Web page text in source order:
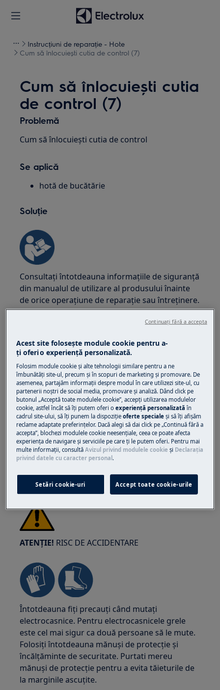
Instrucțiuni de reparație - Hote
Cum să înlocuiești cutia de control (7)
Cum să înlocuiești cutia
de control (7)
Problemă
Cum să înlocuiești cutia de control
Se aplică
hotă de bucătărie
Soluție
Consultați întotdeauna informațiile de siguranță
din manualul de utilizare al produsului înainte
de orice operațiune de reparație sau întreținere.
https://www.electrolux.com/support/user-manuals/
ATENȚIE!PERICOL DE ELECTROCUTARE
Înainte de orice operațiune de reparație sau
întreținere, dezactivați aparatul și deconectați
ștecherul din priză.
ATENȚIE! RISC DE ACCIDENTARE
Întotdeauna fiți precauți când mutați
electrocasnice. Pentru electrocasnicele grele
este cel mai sigur ca două persoane să le mute.
Folosiți întotdeauna mănuși de protecție și
încălțăminte de securitate. Purtati mereu
mănuși de protecție pentru a evita tăieturile de
la marginile ascuțite.
Acest site folosește module cookie pentru a-
ţi oferi o experienţă personalizată.
Folosim module cookie și alte tehnologii similare pentru a ne
îmbunătăţi site-ul, precum și în scopuri de marketing și promovare. De
asemenea, partajăm informaţii despre modul în care utilizezi site-ul, cu
partenerii noștri de social media, promovare și analiză. Dând click pe
butonul „Acceptă toate modulele cookie”, accepţi utilizarea modulelor
cookie, astfel încât să îţi putem oferi oexperienţă personalizată în
cadrul site-ului, să îţi punem la dispoziţieoferte speciale și să îţi afișăm
reclame adaptate preferinţelor. Dacă alegi să dai click pe „Continuă fără a
accepta”, blochezi modulele cookie neesenţiale, ceea ce poate afecta
experienţa de navigare și serviciile pe care ţi le putem oferi. Pentru mai
multe informaţii, consultăAvizul privind modulele cookie și Declaraţia
privind datele cu caracter personal.
Setări cookie-uri Accept toate cookie-urile
Continuați fără a accepta